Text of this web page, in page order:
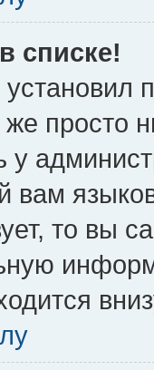
списке!
просто
у
вам
то вы